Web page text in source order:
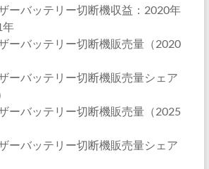
ーバッテリー切断機収益：2020年
年
ーバッテリー切断機販売量（2020
ーバッテリー切断機販売量シェア
ーバッテリー切断機販売量（2025
ーバッテリー切断機販売量シェア